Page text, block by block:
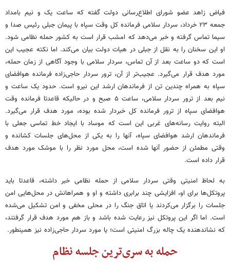
فیاض زاهد عضو شورای اطلاع‌رسانی دولت گفته که ساعت یک و نیم بامداد
جمعه ۲۳ خرداد، سردار سلامی فرمانده کل وقت سپاه با پیمان جبلی رئیس صدا و
سیما تماس گرفته و خبر می‌دهد که امشب قرار است به کشور حمله نظامی شود.
او این سخنان را به نقل از جبلی در هیات دولت بیان می‌کند. اما نکته عجیب این
است که دو ساعت بعد از آن تماس، سردار سلامی با وجود آگاهی از زمان حمله،
مورد هدف قرار می‌گیرد. عجیب‌تر از آن، ترور سردار حاجی‌زاده فرمانده هوافضای
سپاه به همراه چندین تن از فرماندهان ارشد این نیرو است. حدود یک ساعت و
نیم بعد از ترور سردار سلامی، ساعت ۵ صبح و در حالیکه قاعدتا فرمانده وقت
هوافضای سپاه از ترور فرمانده کل خبردار شده بوده، مورد هدف قرار می‌گیرد.
البته روایت رسانه‌های غربی این است که موساد با ایجاد خط تماسی جعلی با
فرماندهان ارشد هوافضای سپاه، آنها را به یکی از محل‌های جلسات کشانده و
وقتی مطمئن از حضور آنها شده است، محل مورد نظر را با موشک مورد هدف
قرار داده است.
به لحاظ امنیتی وقتی سردار سلامی از حمله نظامی خبر داشته، قاعدتا باید
پروتکل‌ها برای او، افزایشی چند برابری داشته و او و همراهانش در محل‌هایی امن
جلسات را برگزار می‌کردند یا اتاق جنگ را در محلی مخفی و امن تشکیل می‌شده
است. اما اگر این پروتکل نیز رعایت شده باشد و باز هم مورد هدف قرار گرفتند،
که نشاندهنده یک چاله بزرگ امنیتی است؛ یا مورد سردار حاجی‌زاده نیز همینطور.
حمله به سری‌ترین جلسه نظام